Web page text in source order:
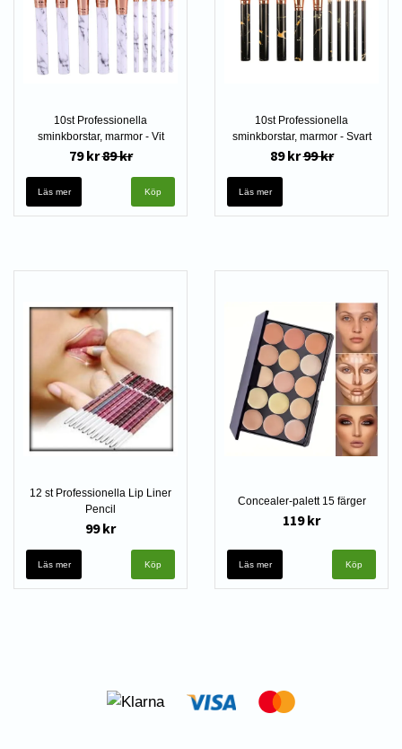
10st Professionella
sminkborstar, marmor - Vit
79 kr89 kr
Läs mer
10st Professionella
sminkborstar, marmor - Svart
89 kr99 kr
Läs mer
12 st Professionella Lip Liner
Pencil
99 kr
Läs mer
Concealer-palett 15 färger
119 kr
Läs mer